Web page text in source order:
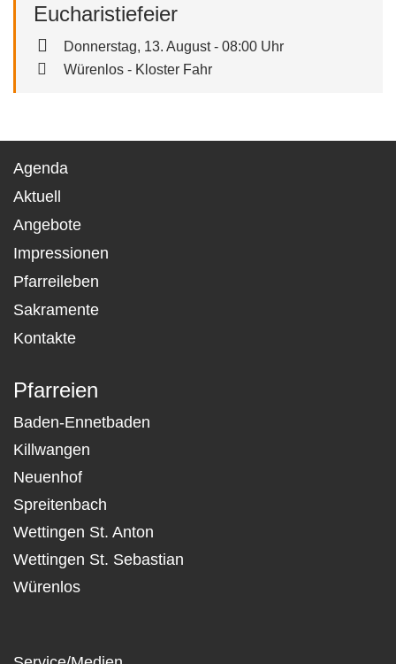
Donnerstag, 13. August - 08:00 Uhr
Würenlos - Kloster Fahr
Eucharistiefeier
Agenda
Aktuell
Angebote
Impressionen
Pfarreileben
Sakramente
Kontakte
Pfarreien
Baden-Ennetbaden
Killwangen
Neuenhof
Spreitenbach
Wettingen St. Anton
Wettingen St. Sebastian
Würenlos